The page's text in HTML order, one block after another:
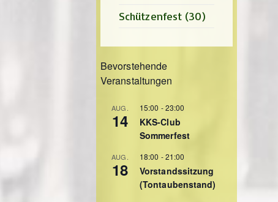
Schützenfest (30)
Bevorstehende
Veranstaltungen
AUG.
14
15:00 -23:00
KKS-Club
Sommerfest
AUG.
18
18:00 -21:00
Vorstandssitzung
(Tontaubenstand)